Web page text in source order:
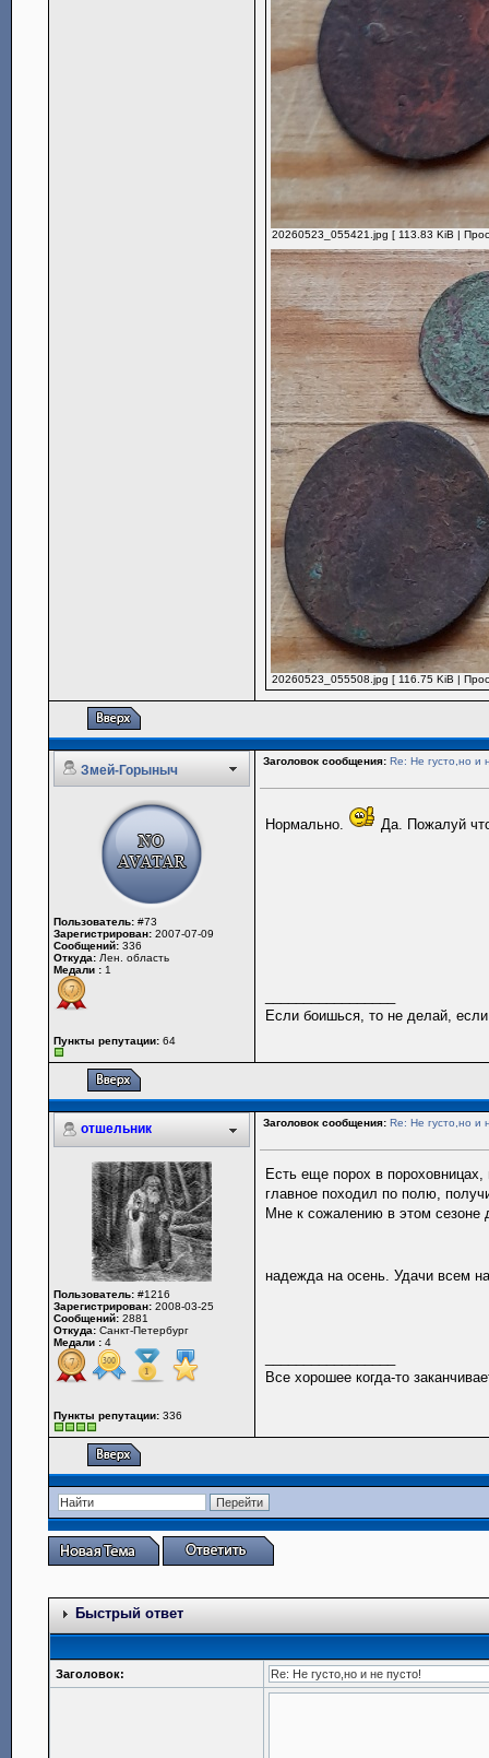
20260523_055421.jpg [ 113.83 KiB |
20260523_055508.jpg [ 116.75 KiB |
Змей-Горыныч
Заголовок сообщения: Re: Не густо,но и
Пользователь: #73
Зарегистрирован: 2007-07-09
Сообщений: 336
Откуда: Лен. область
Медали : 1
Пункты репутации: 64
Нормально. Да. Пожалуй
Если боишься, то не делай,
отшельник Заголовок сообщения: Re: Не густо,но и
Пользователь: #1216
Зарегистрирован: 2008-03-25
Сообщений: 2881
Откуда: Санкт-Петербург
Медали : 4
Пункты репутации: 336
Есть еще порох в
главное походил по полю,
Мне к сожалению в этом сезоне
надежда на осень. Удачи всем
Все хорошее когда-то
Быстрый ответ
Заголовок: